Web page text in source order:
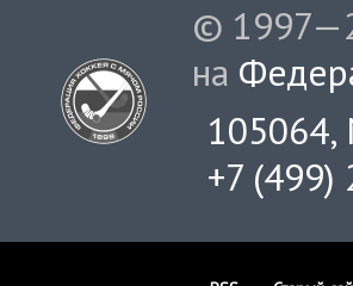
©
на
105064,
+7 (499)